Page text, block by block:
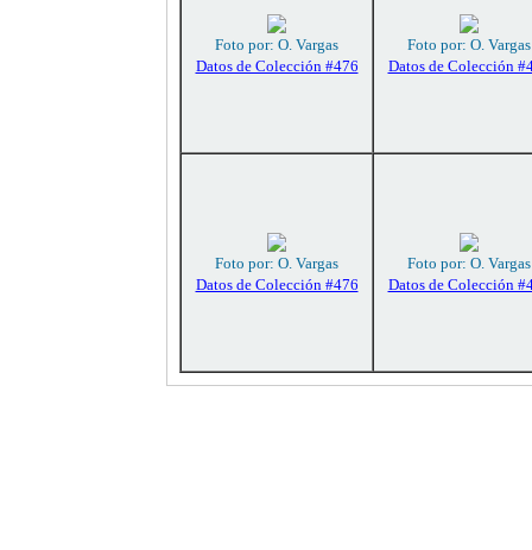
Foto por: O. Vargas
Datos de Colección #476
Foto por: O. Vargas
Datos de Colección
Foto por: O. Vargas
Datos de Colección #476
Foto por: O. Vargas
Datos de Colección